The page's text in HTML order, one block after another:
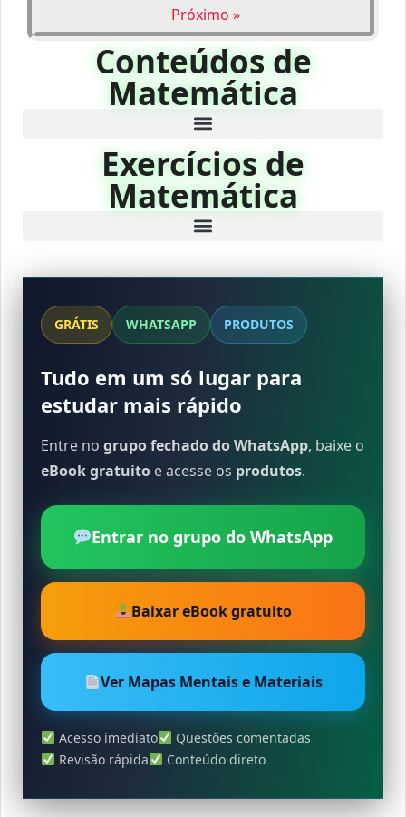
Próximo »
Conteúdos de
Matemática
Exercícios de
Matemática
GRÁTIS WHATSAPP PRODUTOS
Tudo em um só lugar para
estudar mais rápido
Entre no grupo fechado do WhatsApp, baixe o
eBook gratuito e acesse os produtos.
Entrar no grupo do WhatsApp
Baixar eBook gratuito
Ver Mapas Mentais e Materiais
Acesso imediato
Questões comentadas
Revisão rápida
Conteúdo direto